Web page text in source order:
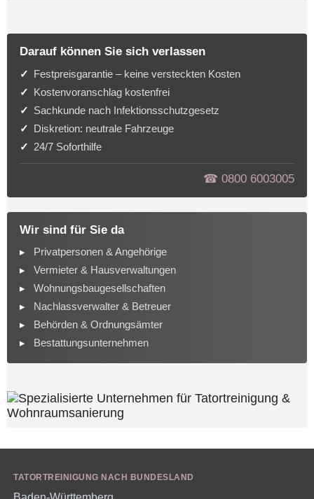
Darauf können Sie sich verlassen
Festpreisgarantie – keine versteckten Kosten
Kostenvoranschlag kostenfrei
Sachkunde nach Infektionsschutzgesetz
Diskretion: neutrale Fahrzeuge
24/7 Soforthilfe
☎︎ 0800 6003005
Wir sind für Sie da
Privatpersonen & Angehörige
Vermieter & Hausverwaltungen
Wohnungsbaugesellschaften
Nachlassverwalter & Betreuer
Behörden & Ordnungsämter
Bestattungsunternehmen
TATORTREINIGUNG NACH BUNDESLAND